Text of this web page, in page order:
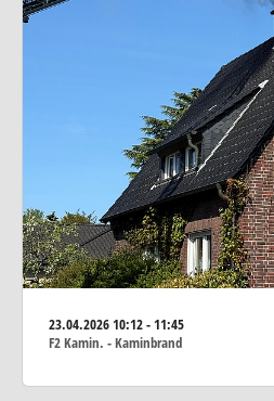
23.04.202610:12 - 11:45
F2 Kamin. - Kaminbrand